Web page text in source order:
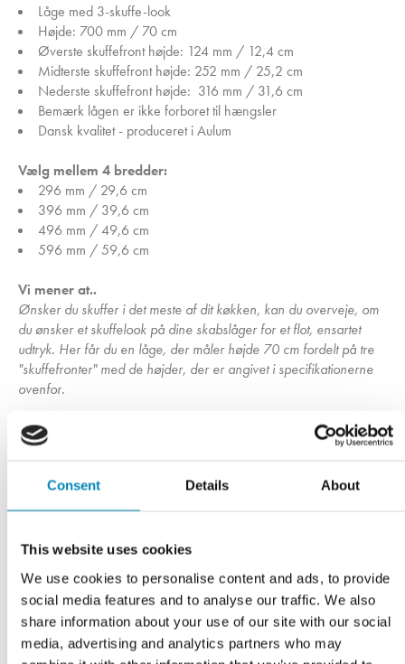
Consent Details About
This website uses cookies
We use cookies to personalise content and ads, to provide
social media features and to analyse our traffic. We also
share information about your use of our site with our social
media, advertising and analytics partners who may
Låge med 3-skuffe-look
Højde: 700 mm / 70 cm
Øverste skuffefront højde: 124 mm / 12,4 cm
Midterste skuffefront højde: 252 mm / 25,2 cm
Nederste skuffefront højde: 316 mm / 31,6 cm
Bemærk lågen er ikke forboret til hængsler
Dansk kvalitet - produceret i Aulum
Vælg mellem 4 bredder:
296 mm / 29,6 cm
396 mm / 39,6 cm
496 mm / 49,6 cm
596 mm / 59,6 cm
Vi mener at..
Ønsker du skuffer i det meste af dit køkken, kan du overveje, om
du ønsker et skuffelook på dine skabslåger for et flot, ensartet
udtryk. Her får du en låge, der måler højde 70 cm fordelt på tre
"skuffefronter" med de højder, der er angivet i specifikationerne
ovenfor.
Et ubrudt skuffelook giver dit køkken et tidløs og minimalistisk
præg. En yderst enkel og grebsfri låge er med til at give dit
Har du husket?